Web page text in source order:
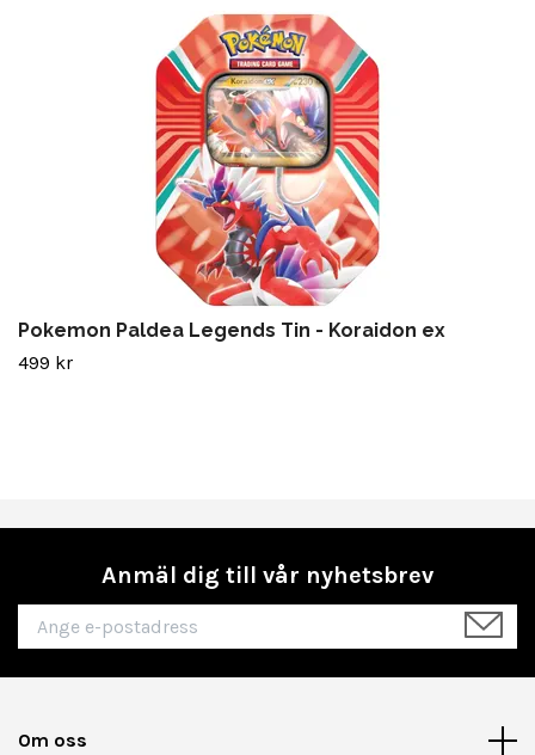
Pokemon Paldea Legends Tin - Koraidon ex
499 kr
Anmäl dig till vår nyhetsbrev
Om oss